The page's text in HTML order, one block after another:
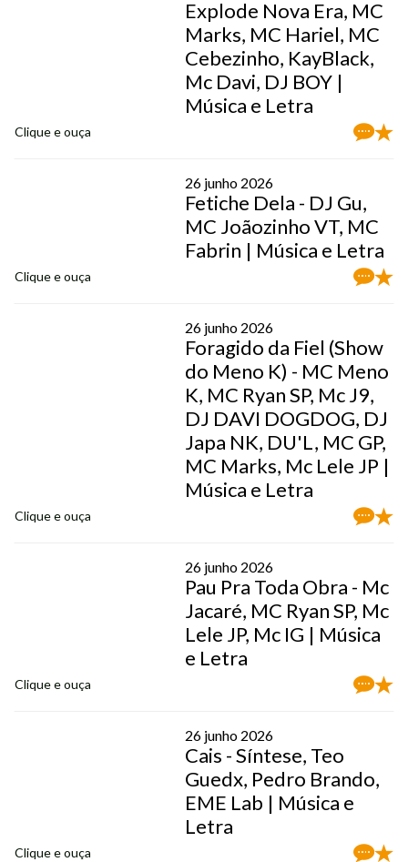
Explode Nova Era, MC
Marks, MC Hariel, MC
Cebezinho, KayBlack,
Mc Davi, DJ BOY |
Música e Letra
Clique e ouça
26 junho 2026
Fetiche Dela - DJ Gu,
MC Joãozinho VT, MC
Fabrin | Música e Letra
Clique e ouça
26 junho 2026
Foragido da Fiel (Show
do Meno K) - MC Meno
K, MC Ryan SP, Mc J9,
DJ DAVI DOGDOG, DJ
Japa NK, DU'L, MC GP,
MC Marks, Mc Lele JP |
Música e Letra
Clique e ouça
26 junho 2026
Pau Pra Toda Obra - Mc
Jacaré, MC Ryan SP, Mc
Lele JP, Mc IG | Música
e Letra
Clique e ouça
26 junho 2026
Cais - Síntese, Teo
Guedx, Pedro Brando,
EME Lab | Música e
Letra
Clique e ouça